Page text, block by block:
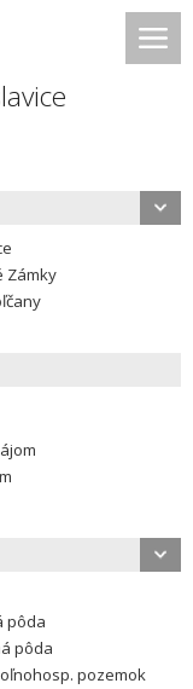
Zámky
pôda
pôda
pozemok